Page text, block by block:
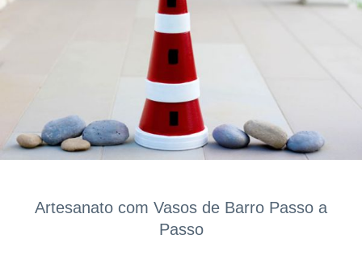
Artesanato com Vasos de Barro Passo a
Passo